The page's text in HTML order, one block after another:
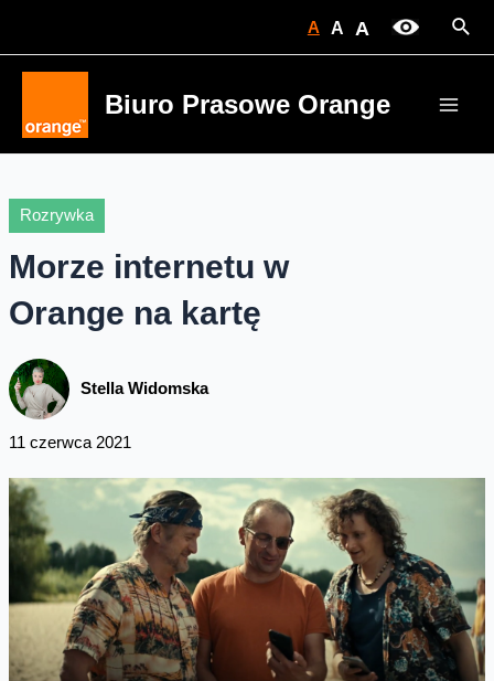
A A A
Biuro Prasowe Orange
Rozrywka
Morze internetu w
Orange na kartę
Stella Widomska
11 czerwca 2021